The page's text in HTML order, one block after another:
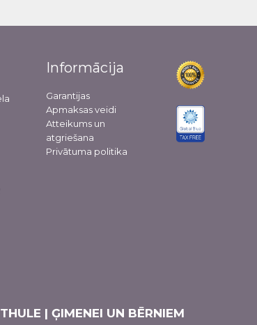
Informācija
Garantijas
Apmaksas veidi
Atteikums un
atgriešana
Privātuma politika
THULE | ĢIMENEI UN BĒRNIEM